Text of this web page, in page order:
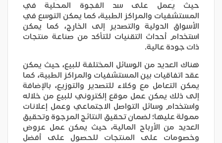
حيث يعمل على سد الفجوة المحلية في
المستشفيات والمراكز الطبية، كما يمكن التوسع في
الأسواق الدولية والتصدير إلى الخارج، كما يمكن
استخدام أحداث التقنيات للتأكد من صناعة منتجات
ذات جودة عالية.
هناك العديد من الوسائل المختلفة للبيع، حيث يمكن
عقد اتفاقيات بين المستشفيات والمراكز الطبية، كما
يمكن التعامل مع وكلاء للتصدير والتوزيع، بالإضافة
إلى ذلك يمكن عمل موقع إلكتروني للبيع من خلاله
واستخدام وسائل التواصل الاجتماعي وعمل إعلانات
ممولة عليها؛ لضمان تحقيق النتائج المرجوة وتحقيق
العديد من الأرباح المالية، حيث يمكن عمل عروض
وخصومات على المنتجات للحصول على أفضل